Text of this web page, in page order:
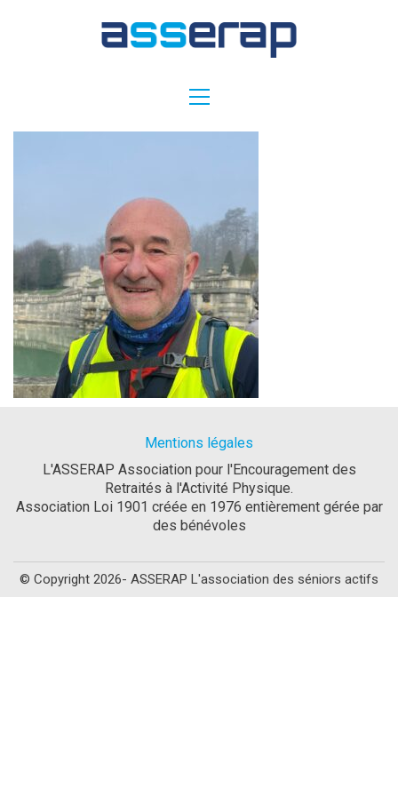
Mentions légales
L'ASSERAP Association pour l'Encouragement des
Retraités à l'Activité Physique.
Association Loi 1901 créée en 1976 entièrement gérée par
des bénévoles
© Copyright 2026- ASSERAP L'association des séniors actifs